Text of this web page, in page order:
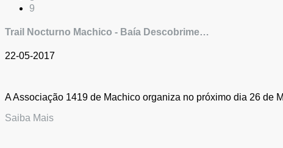
9
Trail Nocturno Machico - Baía Descobrime…
22-05-2017
A Associação 1419 de Machico organiza no próximo dia 26 de
Saiba Mais